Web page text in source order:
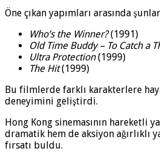
Öne çıkan yapımları arasında
Who’s the Winner?(1991)
Old Time Buddy – To Catch a
Ultra Protection(1999)
The Hit(1999)
Bu filmlerde farklı karakterlere
deneyimini geliştirdi.
Hong Kong sinemasının hareketli
dramatik hem de aksiyon ağırlıklı
fırsatı buldu.